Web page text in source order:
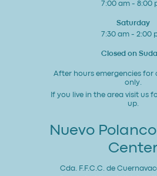
7:00 am - 8:00
Saturday
7:30 am - 2:00
Closed on
After hours emergencies for
only.
If you live in the area visit us
up.
Nuevo
Cda. F.F.C.C. de